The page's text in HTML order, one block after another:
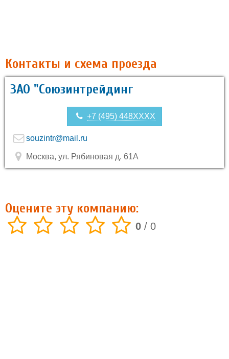
Контакты и схема проезда
ЗАО "Союзинтрейдинг
+7 (495) 448XXXX
souzintr@mail.ru
Москва, ул. Рябиновая д. 61А
Оцените эту компанию:
0 / 0